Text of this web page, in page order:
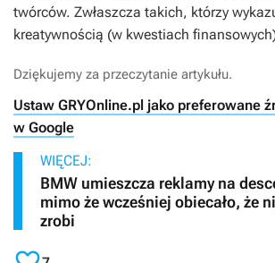
twórców. Zwłaszcza takich, którzy
kreatywnością (w kwestiach
Dziękujemy za przeczytanie artykułu.
Ustaw GRYOnline.pl jako preferowane
w Google
WIĘCEJ:
BMW umieszcza reklamy na
mimo że wcześniej obiecało, że
zrobi